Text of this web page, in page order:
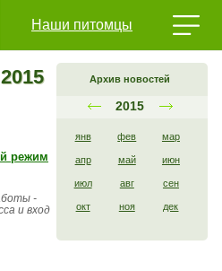
Наши питомцы
Архив новостей
2015
янв фев мар
апр май июн
июл авг сен
окт ноя дек
режим
-
и вход